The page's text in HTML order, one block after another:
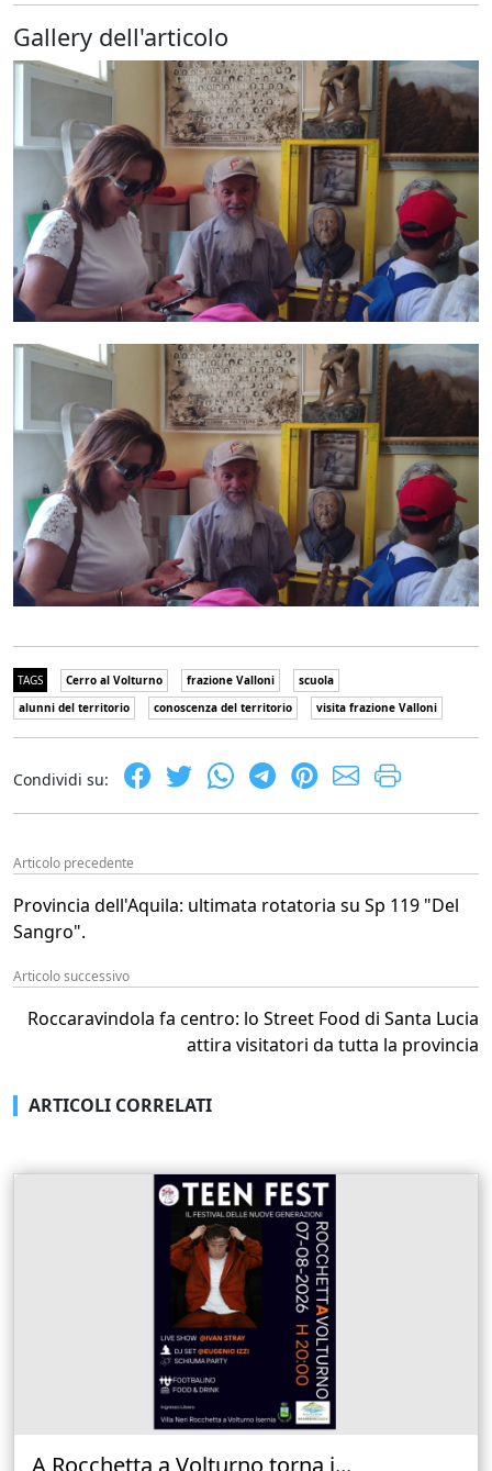
Gallery dell'articolo
TAGS Cerro al Volturno frazione Valloni
scuola
alunni del territorio
conoscenza del territorio visita frazione Valloni
Condividi su:
Articolo precedente
Provincia dell'Aquila: ultimata rotatoria su Sp 119 "Del
Sangro".
Articolo successivo
Roccaravindola fa centro: lo Street Food di Santa Lucia
attira visitatori da tutta la provincia
ARTICOLI CORRELATI
A Rocchetta a Volturno torna i...